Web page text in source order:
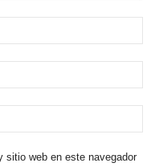
sitio web en este navegador